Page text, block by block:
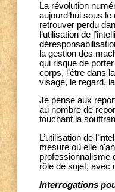
La révolution
aujourd’hui sous
retrouver perdu
l’utilisation de
la gestion des
qui risque de
corps, l’être dans
visage, le regard,
Je pense aux
au nombre de
touchant la
L’utilisation de
mesure où elle
professionnalisme
rôle de sujet, avec
Interrogations